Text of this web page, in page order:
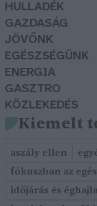
HULLADÉK
GAZDASÁG
JÖVŐNK
EGÉSZSÉGÜNK
ENERGIA
GASZTRO
KÖZLEKEDÉS
Kiemelt
aszály ellen
fókuszban az
időjárás és